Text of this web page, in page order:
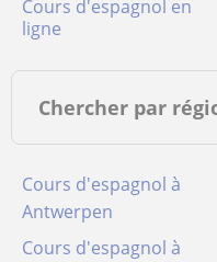
Cours d'espagnol en
ligne
Chercher par
Cours d'espagnol à
Antwerpen
Cours d'espagnol à